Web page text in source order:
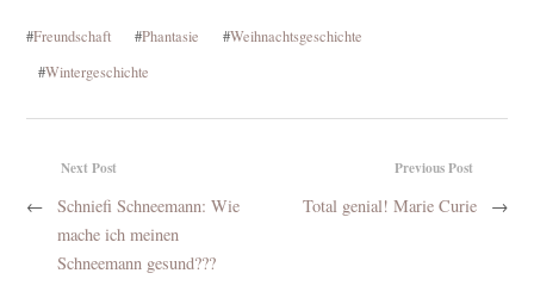
#Freundschaft #Phantasie #Weihnachtsgeschichte
#Wintergeschichte
Previous Post
Total genial! Marie Curie →
Next Post
←
Schniefi Schneemann: Wie
mache ich meinen
Schneemann gesund???